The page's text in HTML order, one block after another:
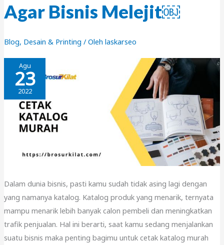
Agar Bisnis Melejit￼
Blog, Desain & Printing / Oleh laskarseo
Agu
23
2022
Dalam dunia bisnis, pasti kamu sudah tidak asing lagi dengan
yang namanya katalog. Katalog produk yang menarik, ternyata
mampu menarik lebih banyak calon pembeli dan meningkatkan
trafik penjualan. Hal ini berarti, saat kamu sedang menjalankan
suatu bisnis maka penting bagimu untuk cetak katalog murah